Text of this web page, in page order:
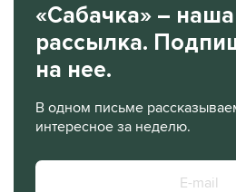
«Сабачка» –
рассылка.
на нее.
В одном письме
интересное за неделю.